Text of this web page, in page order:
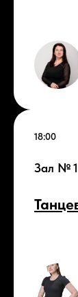
18:00
Зал № 1